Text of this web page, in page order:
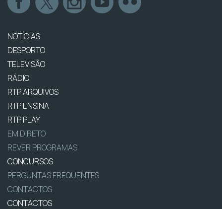
NOTÍCIAS
DESPORTO
TELEVISÃO
RÁDIO
RTP ARQUIVOS
RTP ENSINA
RTP PLAY
EM DIRETO
REVER PROGRAMAS
CONCURSOS
PERGUNTAS FREQUENTES
CONTACTOS
CONTACTOS